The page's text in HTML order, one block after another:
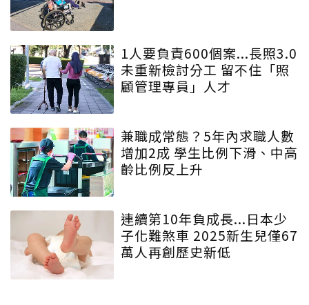
1人要負責600個案...長照3.0
未重新檢討分工 留不住「照
顧管理專員」人才
兼職成常態？5年內求職人數
增加2成 學生比例下滑、中高
齡比例反上升
連續第10年負成長...日本少
子化難煞車 2025新生兒僅67
萬人再創歷史新低